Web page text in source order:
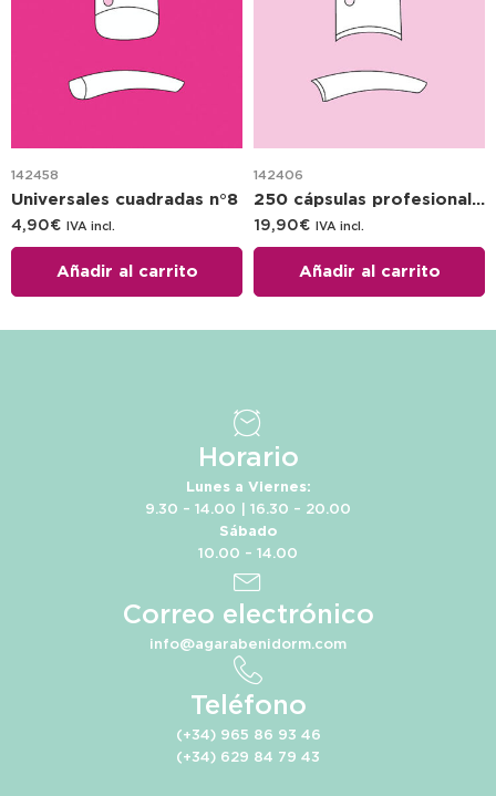
142458
Universales cuadradas n°8
4,90€ IVA incl.
Añadir al carrito
142406
250 cápsulas profesionales cuadradras SPEED
19,90€ IVA incl.
Añadir al carrito
Horario
Lunes a Viernes:
9.30 – 14.00 | 16.30 – 20.00
Sábado
10.00 – 14.00
Correo electrónico
info@agarabenidorm.com
Teléfono
(+34) 965 86 93 46
(+34) 629 84 79 43